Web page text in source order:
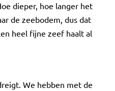
dieper, hoe langer het
de zeebodem, dus dat
heel fijne zeef haalt al
We hebben met de